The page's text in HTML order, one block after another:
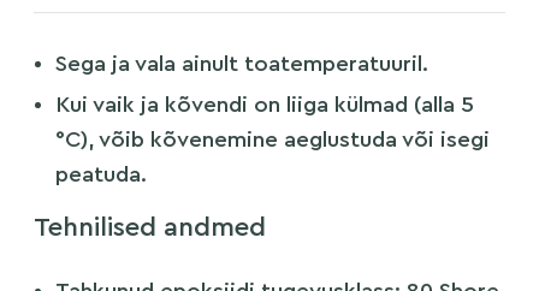
Sega ja vala ainult toatemperatuuril.
Kui vaik ja kõvendi on liiga külmad (alla 5
°C), võib kõvenemine aeglustuda või isegi
peatuda.
Tehnilised andmed